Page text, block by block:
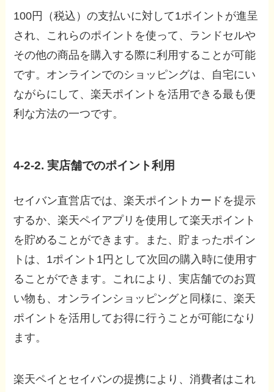
100円（税込）の支払いに対して1ポイントが進呈
され、これらのポイントを使って、ランドセルや
その他の商品を購入する際に利用することが可能
です。オンラインでのショッピングは、自宅にい
ながらにして、楽天ポイントを活用できる最も便
利な方法の一つです。
4-2-2. 実店舗でのポイント利用
セイバン直営店では、楽天ポイントカードを提示
するか、楽天ペイアプリを使用して楽天ポイント
を貯めることができます。また、貯まったポイン
トは、1ポイント1円として次回の購入時に使用す
ることができます。これにより、実店舗でのお買
い物も、オンラインショッピングと同様に、楽天
ポイントを活用してお得に行うことが可能になり
ます。
楽天ペイとセイバンの提携により、消費者はこれ